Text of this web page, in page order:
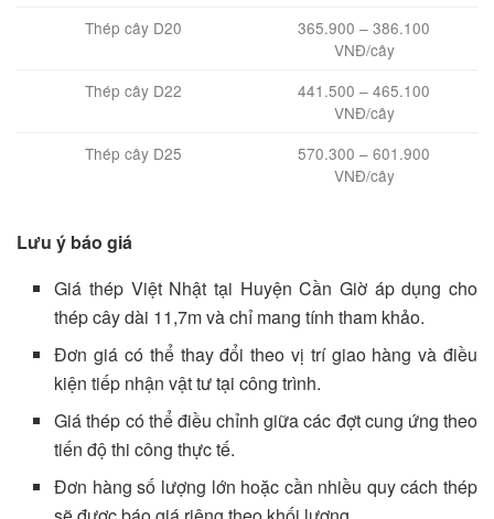
Thép cây D20
365.900 – 386.100
VNĐ/cây
Thép cây D22
441.500 – 465.100
VNĐ/cây
Thép cây D25
570.300 – 601.900
VNĐ/cây
Lưu ý báo giá
Giá thép Việt Nhật tại Huyện Cần Giờ áp dụng cho
thép cây dài 11,7m và chỉ mang tính tham khảo.
Đơn giá có thể thay đổi theo vị trí giao hàng và điều
kiện tiếp nhận vật tư tại công trình.
Giá thép có thể điều chỉnh giữa các đợt cung ứng theo
tiến độ thi công thực tế.
Đơn hàng số lượng lớn hoặc cần nhiều quy cách thép